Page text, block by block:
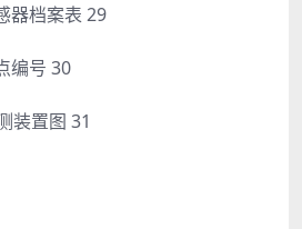
器档案表 29
编号 30
装置图 31